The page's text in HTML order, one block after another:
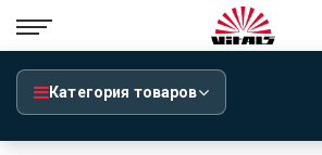
Категория товаров